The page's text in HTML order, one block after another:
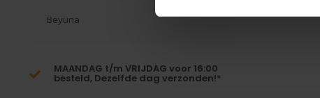
Beyuna
MAANDAG t/m VRIJDAG voor 16:00
besteld, Dezelfde dag verzonden!*